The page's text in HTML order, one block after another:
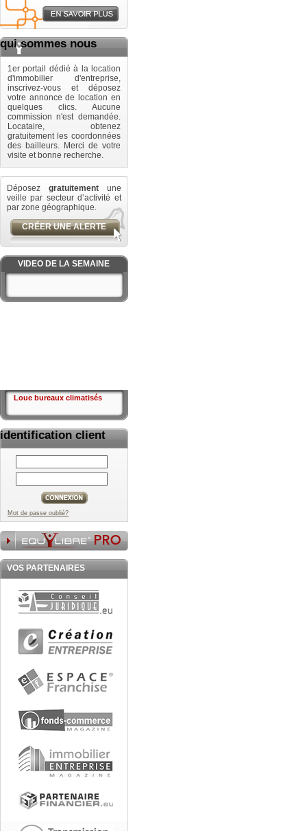
qui sommes nous
1er portail dédié à la location
d'immobilier d'entreprise,
inscrivez-vous et déposez
votre annonce de location en
quelques clics. Aucune
commission n'est demandée.
Locataire, obtenez
gratuitement les coordonnées
des bailleurs. Merci de votre
visite et bonne recherche.
Déposez gratuitement une
veille par secteur d’activité et
par zone géographique.
CRÉER UNE ALERTE
VIDEO DE LA SEMAINE
Loue bureaux climatisés
identification client
Mot de passe oublié?
VOS PARTENAIRES